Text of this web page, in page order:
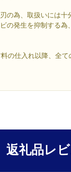
の為、取扱いには十
の発生を抑制する為
の仕入れ以降、全て
返礼品レ